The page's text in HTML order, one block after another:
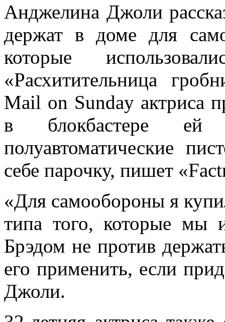
Анджелина Джоли
держат в доме для
которые
«Расхитительница
Mail on Sunday актриса
в блокбастере ей
полуавтоматические
себе парочку, пишет
«Для самообороны я
типа того, которые мы
Брэдом не против
его применить, если
Джоли.